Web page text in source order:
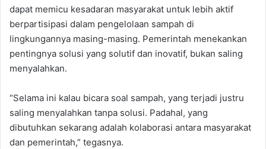
dapat memicu kesadaran masyarakat untuk lebih aktif
berpartisipasi dalam pengelolaan sampah di
lingkungannya masing-masing. Pemerintah menekankan
pentingnya solusi yang solutif dan inovatif, bukan saling
menyalahkan.
“Selama ini kalau bicara soal sampah, yang terjadi justru
saling menyalahkan tanpa solusi. Padahal, yang
dibutuhkan sekarang adalah kolaborasi antara masyarakat
dan pemerintah,” tegasnya.